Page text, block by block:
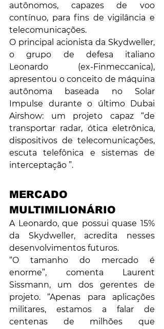
autônomos, capazes de voo
contínuo, para fins de vigilância e
telecomunicações.
O principal acionista da Skydweller,
o grupo de defesa italiano
Leonardo (ex-Finmeccanica),
apresentou o conceito de máquina
autônoma baseada no Solar
Impulse durante o último Dubai
Airshow: um projeto capaz “de
transportar radar, ótica eletrônica,
dispositivos de telecomunicações,
escuta telefônica e sistemas de
interceptação ”.
MERCADO
MULTIMILIONÁRIO
A Leonardo, que possui quase 15%
da Skydweller, acredita nesses
desenvolvimentos futuros.
“O tamanho do mercado é
enorme”, comenta Laurent
Sissmann, um dos gerentes de
projeto. “Apenas para aplicações
militares, estamos a falar de
centenas de milhões que